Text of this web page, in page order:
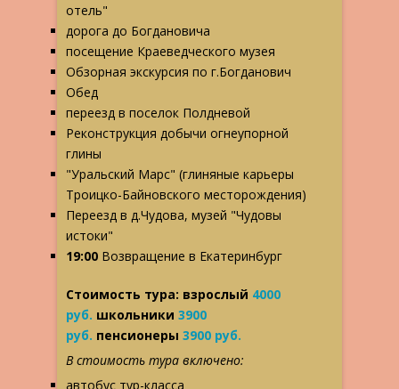
отель"
дорога до Богдановича
посещение Краеведческого музея
Обзорная экскурсия по г.Богданович
Обед
переезд в поселок Полдневой
Реконструкция добычи огнеупорной
глины
"Уральский Марс" (глиняные карьеры
Троицко-Байновского месторождения)
Переезд в д.Чудова, музей "Чудовы
истоки"
19:00 Возвращение в Екатеринбург
Стоимость тура: взрослый 4000
руб. школьники 3900
руб. пенсионеры 3900 руб.
В стоимость тура включено:
автобус тур-класса